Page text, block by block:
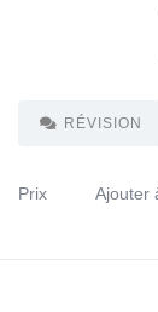
RÉVISION
Prix Ajouter